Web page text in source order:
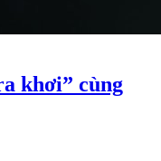
khơi” cùng